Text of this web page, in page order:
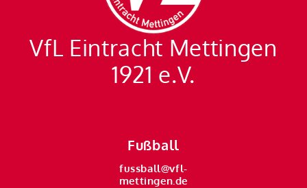
VfL Eintracht Mettingen
1921 e.V.
Fußball
fussball@vfl-
mettingen.de